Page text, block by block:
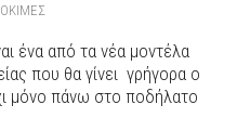
ένα από τα νέα μοντέλα
που θα γίνει γρήγορα ο
μόνο πάνω στο ποδήλατο